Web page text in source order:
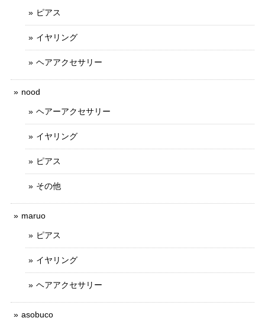
ピアス
イヤリング
ヘアアクセサリー
nood
ヘアーアクセサリー
イヤリング
ピアス
その他
maruo
ピアス
イヤリング
ヘアアクセサリー
asobuco